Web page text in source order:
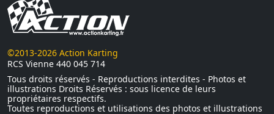
©2013-2026 Action Karting
RCS Vienne 440 045 714
Tous droits réservés - Reproductions interdites - Photos et
illustrations Droits Réservés : sous licence de leurs
propriétaires respectifs.
Toutes reproductions et utilisations des photos et illustrations